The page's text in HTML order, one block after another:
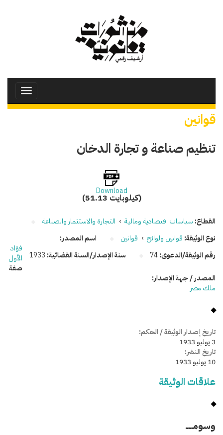
Toggle
قوانين
تنظيم صناعة و تجارة الدخان
Download
(51.13 كيلوبايت)
القطاع: سياسات اقتصادية ومالية › التجارة والاستثمار والصناعة
نوع الوثيقة: قوانين ولوائح › قوانين
رقم الوثيقة/الدعوى:74 سنة الإصدار/السنة القضائية: 1933
اسم المصدر:
فؤاد
الأول
صفة
المصدر / جهة الإصدار:
ملك مصر
تاريخ إصدار الوثيقة / الحكم:
3 يوليو 1933
تاريخ النشر:
10 يوليو 1933
علاقات الوثيقة
وسومـــــ